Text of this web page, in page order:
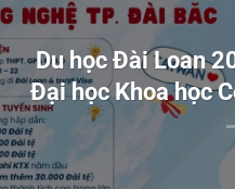
Du học Đài Loan
Đại học Khoa học